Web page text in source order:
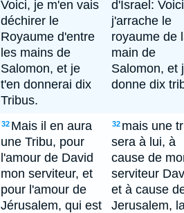
Voici, je m'en vais
déchirer le
Royaume d'entre
les mains de
Salomon, et je
t'en donnerai dix
Tribus.
d'Israel:
j'arrache le
royaume de
main de
Salomon, et
donne dix
32 Mais il en aura
une Tribu, pour
l'amour de David
mon serviteur, et
pour l'amour de
Jérusalem, qui est
32 mais une
sera à lui, à
cause de
serviteur
et à cause
Jerusalem,